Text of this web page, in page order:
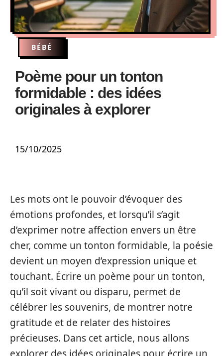
BÉBÉ
Poème pour un tonton
formidable : des idées
originales à explorer
15/10/2025
Les mots ont le pouvoir d’évoquer des
émotions profondes, et lorsqu’il s’agit
d’exprimer notre affection envers un être
cher, comme un tonton formidable, la poésie
devient un moyen d’expression unique et
touchant. Écrire un poème pour un tonton,
qu’il soit vivant ou disparu, permet de
célébrer les souvenirs, de montrer notre
gratitude et de relater des histoires
précieuses. Dans cet article, nous allons